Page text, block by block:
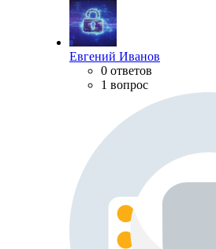
Евгений Иванов
0 ответов
1 вопрос